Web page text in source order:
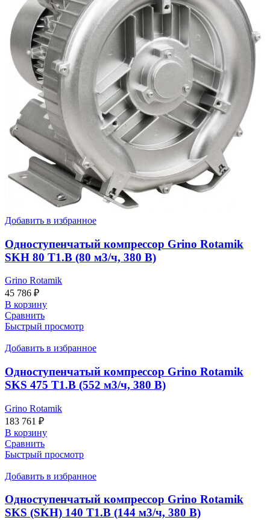
Добавить в избранное
Одноступенчатый компрессор Grino Rotamik
SKH 80 Т1.B (80 м3/ч, 380 В)
Grino Rotamik
45 786 ₽
В корзину
Сравнить
Быстрый просмотр
Добавить в избранное
Одноступенчатый компрессор Grino Rotamik
SKS 475 T1.В (552 м3/ч, 380 В)
Grino Rotamik
183 761 ₽
В корзину
Сравнить
Быстрый просмотр
Добавить в избранное
Одноступенчатый компрессор Grino Rotamik
SKS (SKH) 140 Т1.В (144 м3/ч, 380 В)